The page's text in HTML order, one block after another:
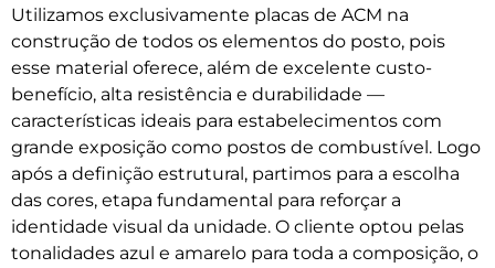
Utilizamos exclusivamente placas de ACM na
construção de todos os elementos do posto, pois
esse material oferece, além de excelente custo-
benefício, alta resistência e durabilidade —
características ideais para estabelecimentos com
grande exposição como postos de combustível. Logo
após a definição estrutural, partimos para a escolha
das cores, etapa fundamental para reforçar a
identidade visual da unidade. O cliente optou pelas
tonalidades azul e amarelo para toda a composição, o